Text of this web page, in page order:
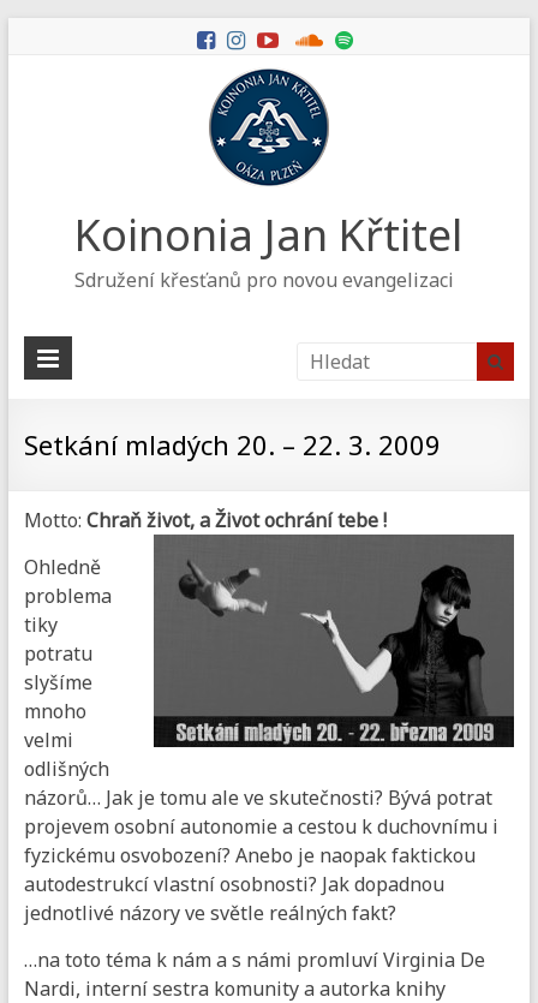
Koinonia Jan Křtitel
Sdružení křesťanů pro novou evangelizaci
Setkání mladých 20. – 22. 3. 2009
Motto: Chraň život, a Život ochrání tebe !
Ohledně
problema
tiky
potratu
slyšíme
mnoho
velmi
odlišných
názorů… Jak je tomu ale ve skutečnosti? Bývá potrat
projevem osobní autonomie a cestou k duchovnímu i
fyzickému osvobození? Anebo je naopak faktickou
autodestrukcí vlastní osobnosti? Jak dopadnou
jednotlivé názory ve světle reálných fakt?
…na toto téma k nám a s námi promluví Virginia De
Nardi, interní sestra komunity a autorka knihy